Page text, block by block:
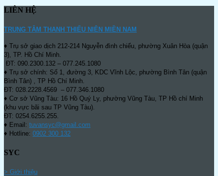
LIÊN HỆ
TRUNG TÂM THANH THIẾU NIÊN MIỀN NAM
♦ Trụ sở giao dịch 212-214 Nguyễn đình chiểu, phường Xuân Hòa (quận
3), TP. Hồ Chí Minh.
ĐT: 090.2300.132 – 077.245.1080
♦ Trụ sở chính: Số 1, đường 3, KDC Vĩnh Lộc, phường Bình Tân (quận
Bình Tân) , TP Hồ Chí Minh.
ĐT: 028.2228.4569 – 077.346.1080
♦ Cơ sở Vũng Tàu: 16 Hồ Quý Ly, phường Vũng Tàu, TP Hồ chí Minh
(khu vực bãi sau TP Vũng Tàu).
ĐT: 0254.6255.255.
♦ Email: tuvansyc@gmail.com
♦ Hotline: 0902 300 132
SYC
> Giới thiệu